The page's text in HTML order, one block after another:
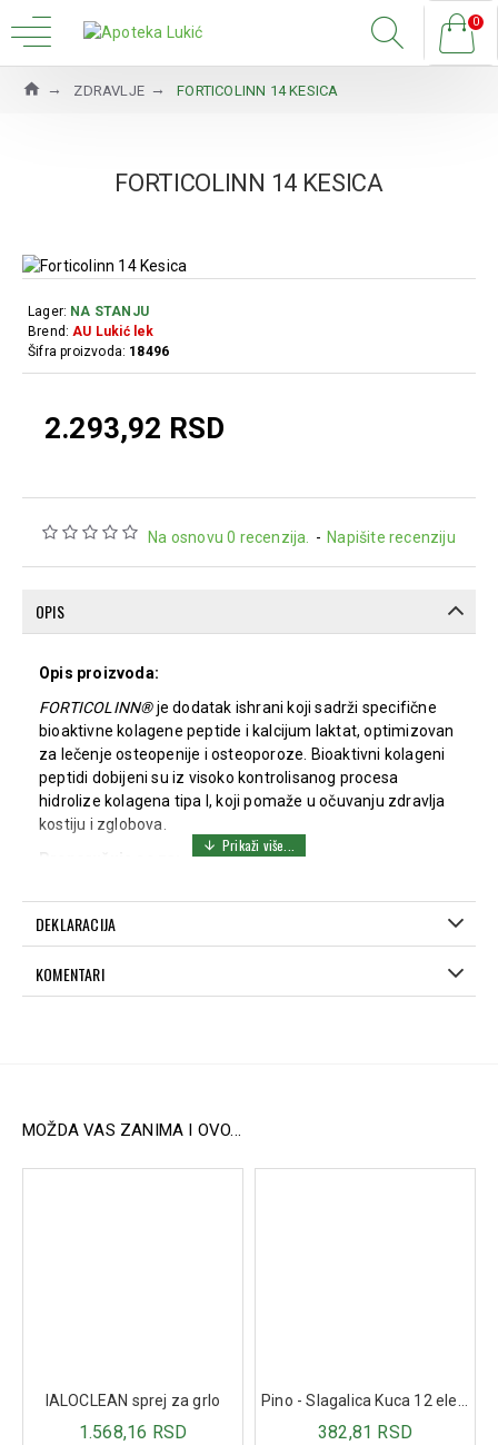
0
ZDRAVLJE FORTICOLINN 14 KESICA
FORTICOLINN 14 KESICA
Na osnovu 0 recenzija. - Napišite recenziju
2.293,92 RSD
Lager: NA STANJU
Brend: AU Lukić lek
Šifra proizvoda: 18496
OPIS
Opis proizvoda:
FORTICOLINN®je dodatak ishrani koji sadrži specifične
bioaktivne kolagene peptide i kalcijum laktat, optimizovan
za lečenje osteopenije i osteoporoze. Bioaktivni kolageni
peptidi dobijeni su iz visoko kontrolisanog procesa
hidrolize kolagena tipa I, koji pomaže u očuvanju zdravlja
kostiju i zglobova.
Osobe koje se bore sa osteoporozom ili osteopenijom
Način upotrebe:
Kalcijum-laktat: 1,14 g (od toga kalcijum: 200 mg – 25%
Sa zaslađivačem: sukraloza
DEKLARACIJA
KOMENTARI
MOŽDA VAS ZANIMA I OVO...
IALOCLEAN sprej za grlo
1.568,16 RSD
Pino - Slagalica Kuca 12 elemenata
382,81 RSD